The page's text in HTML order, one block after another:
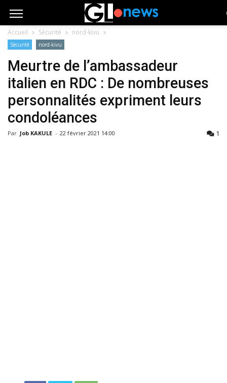
Accueil Sécurité nord-kivu
Sécurité nord-kivu
Meurtre de l’ambassadeur
italien en RDC : De nombreuses
personnalités expriment leurs
condoléances
Par Job KAKULE - 22 février 2021 14:00 1